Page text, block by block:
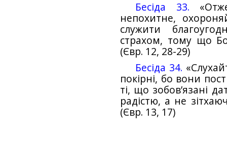
Бесіда 33.
непохитне,
служити
страхом, тому що
(Євр. 12, 28-29)
Бесіда 34.
покірні, бо вони
ті, що зобов’язані
радістю, а не
(Євр. 13, 17)